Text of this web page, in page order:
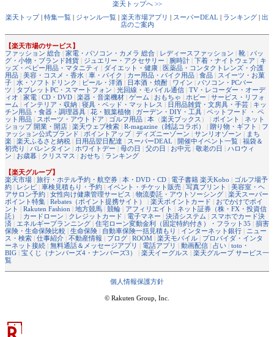
楽天トップへ >>
楽天トップ| 特集一覧 | ジャンル一覧 | 楽天市場アプリ | スーパーDEAL | ランキング | 出
店のご案内
【楽天市場のサービス】
ファッション 総合 | 家電・パソコン・カメラ 総合 | レディースファッション | 靴 | バッ
グ・小物・ブランド雑貨 | ジュエリー・アクセサリー | 腕時計 | 下着・ナイトウェア | キ
ッズ・ベビー用品・マタニティ | ダイエット・健康 | 医薬品・コンタクトレンズ・介護
用品 | 美容・コスメ・香水 | 車・バイク | カー用品・バイク用品 | 食品 | スイーツ・お菓
子 | 水・ソフトドリンク | ビール・洋酒 | 日本酒・焼酎 | ワイン | パソコン・PCパー
ツ | タブレットPC・スマートフォン | 光回線・モバイル通信 | TV・レコーダー・オーデ
ィオ | 家電 | CD・DVD | 楽器・音楽機材 | ゲーム | おもちゃ | ホビー | サービス・リフォ
ーム | インテリア・収納 | 寝具・ベッド・マットレス | 日用品雑貨・文房具・手芸 | キッ
チン用品・食器・調理器具 | 花・観葉植物 | ガーデン・DIY・工具 | ペットフード ・ ペ
ット用品 | スポーツ・アウトドア | ゴルフ用品 | 本 （楽天ブックス ） | ポイント | ネット
ショップ 開業・開店 | 楽天ウェブ検索 | R-magazine（雑誌コラボ） | 贈り物・ギフト | フ
ァッション公式ブランド | ポイントアップ| ディズニーゾーン | サンリオゾーン | まち
楽 | 楽天ふるさと納税 | 日用品翌日配達 | スーパーDEAL | 開催中イベント一覧 | 福袋＆
初売り | バレンタイン | ホワイトデー | 母の日 | 父の日 | お中元 | 敬老の日 | ハロウィ
ン | お歳暮 | クリスマス | おせち | ランキング
【楽天グループ】
楽天市場 | 旅行・ホテル予約・航空券 | 本・DVD・CD | 電子書籍 楽天Kobo | ゴルフ場予
約 | レシピ | 車検見積もり・予約 | イベント・チケット販売 | 写真プリント | 美容室・ヘ
アサロン予約 | 女性向け健康管理サービス | 物流委託・アウトソーシング | 楽天スーパー
ポイント特集 | Rebates（ポイント提携サイト） | 楽天ポイントカード | おでかけでポイ
ント | Rakuten Fashion | 地方競馬 | 競輪 | アフィリエイト | ネット証券（株・FX・投資信
託）
| カードローン | クレジットカード | 電子マネー | 決済システム | スマホでカード決
済 | エネルギープランニング | 住宅ローン変動金利（固定特約付き）・フラット35 | 損害
保険・生命保険比較 | 生命保険 | 自動車保険一括見積もり | インターネット銀行 | ニュー
ス・検索 | 仕事紹介 | 不動産情報 | ブログ | ROOM | 楽天モバイル | プロバイダ・インタ
ーネット接続 | 無料通話＆メッセージアプリ | 電話アプリ | 動画配信 | 占い | toto・
BIG | 宝くじ（ナンバーズ4・ナンバーズ3） | 楽天イーグルス | 楽天グループ サービス一
覧
個人情報保護方針
© Rakuten Group, Inc.